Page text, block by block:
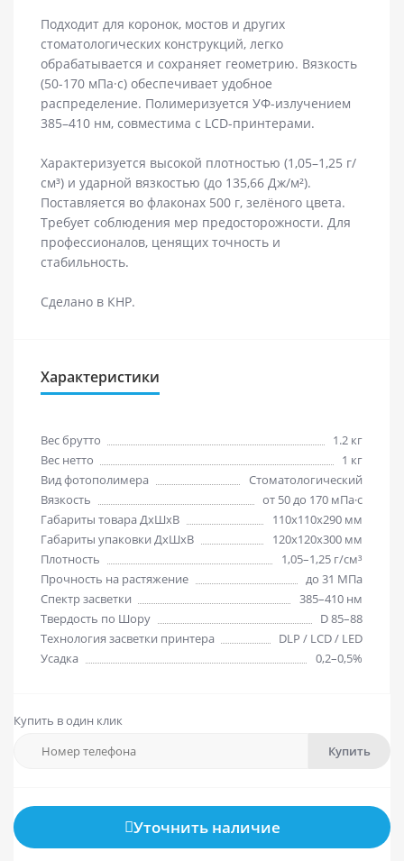
Подходит для коронок, мостов и других
стоматологических конструкций, легко
обрабатывается и сохраняет геометрию. Вязкость
(50-170 мПа·с) обеспечивает удобное
распределение. Полимеризуется УФ-излучением
385–410 нм, совместима с LCD-принтерами.
Характеризуется высокой плотностью (1,05–1,25 г/
см³) и ударной вязкостью (до 135,66 Дж/м²).
Поставляется во флаконах 500 г, зелёного цвета.
Требует соблюдения мер предосторожности. Для
профессионалов, ценящих точность и
стабильность.
Сделано в КНР.
Характеристики
Вес брутто
1.2 кг
Вес нетто
1 кг
Вид фотополимера
Стоматологический
Вязкость
от 50 до 170 мПа·с
Габариты товара ДхШхВ
110х110х290 мм
Габариты упаковки ДхШхВ
120х120х300 мм
Плотность
1,05–1,25 г/см³
Прочность на растяжение
до 31 МПа
Спектр засветки
385–410 нм
Твердость по Шору
D 85–88
Технология засветки принтера
DLP / LCD / LED
Усадка
0,2–0,5%
Купить в один клик
Купить
Уточнить наличие